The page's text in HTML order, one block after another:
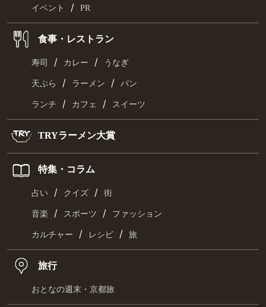
イベント / PR
食事・レストラン
寿司 / カレー / うなぎ
天ぷら / ラーメン / パン
ランチ / カフェ / スイーツ
TRYラーメン大賞
特集・コラム
占い / クイズ / 街
音楽 / スポーツ / ファッション
カルチャー / レシピ / 旅
旅行
おとなの週末・京都旅